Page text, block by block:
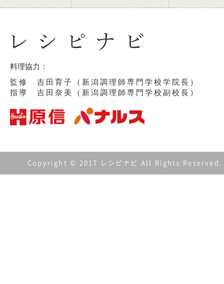
料理協力：
監修 吉田育子（新潟調理師専門学校学院長）
指導 吉田奈美（新潟調理師専門学校副校長）
Copyright © 2017 レシピナビ All Rights Reserved.